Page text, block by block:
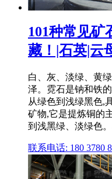
101种常见矿
藏！|石英|云
白、灰、淡绿、黄
泽。霓石是钠和铁
从绿色到浅绿黑色,
矿物,它是提炼铜的
到浅黑绿、淡绿色
联系电话: 180 3780